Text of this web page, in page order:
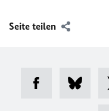
Seite teilen